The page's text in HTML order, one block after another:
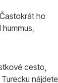
ho
cesto,
nájdete